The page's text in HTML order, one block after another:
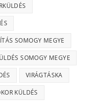
SOMOGY MEGYE
SOMOGY MEGYE
VIRÁGTÁSKA
KÜLDÉS